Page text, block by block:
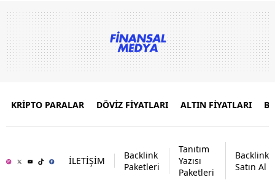
KRİPTO PARALAR DÖVİZ FİYATLARI ALTIN FİYATLARI
İLETİŞİM
Backlink
Paketleri
Tanıtım
Yazısı
Paketleri
Backlink
Satın Al